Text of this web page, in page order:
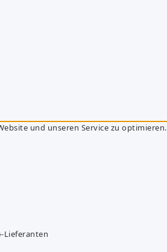
und unseren Service zu optimieren.
Lieferanten